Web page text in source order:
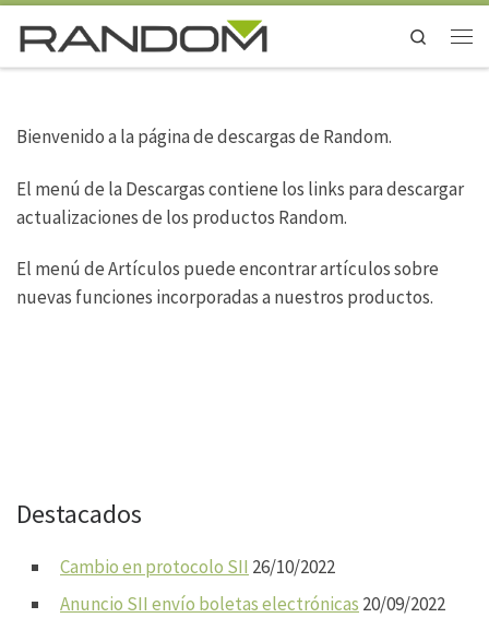
Saltar al contenido
Search
Bienvenido a la página de descargas de Random.
El menú de la Descargas contiene los links para descargar
actualizaciones de los productos Random.
El menú de Artículos puede encontrar artículos sobre
nuevas funciones incorporadas a nuestros productos.
Destacados
Cambio en protocolo SII 26/10/2022
Anuncio SII envío boletas electrónicas 20/09/2022